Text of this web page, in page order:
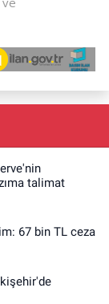
talimat
67 bin TL ceza